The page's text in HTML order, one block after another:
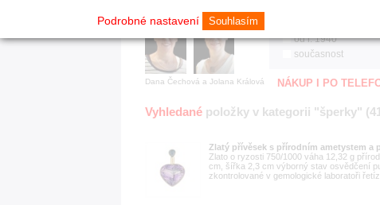
Dana Čechová a Jolana Králová
od r. 1940
současnost
NÁKUP I PO
Vyhledané položky v kategorii "šperky"
Zlatý přívěsek s přírodním ametystem a
Zlato o ryzosti 750/1000 váha 12,32 g
cm, šířka 2,3 cm výborný stav osvědčení
zkontrolované v gemologické laboratoři
Podrobné nastavení Souhlasím